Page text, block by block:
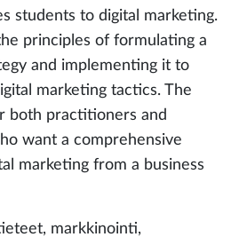
students to digital marketing.
principles of formulating a
and implementing it to
marketing tactics. The
both practitioners and
want a comprehensive
marketing from a business
markkinointi,